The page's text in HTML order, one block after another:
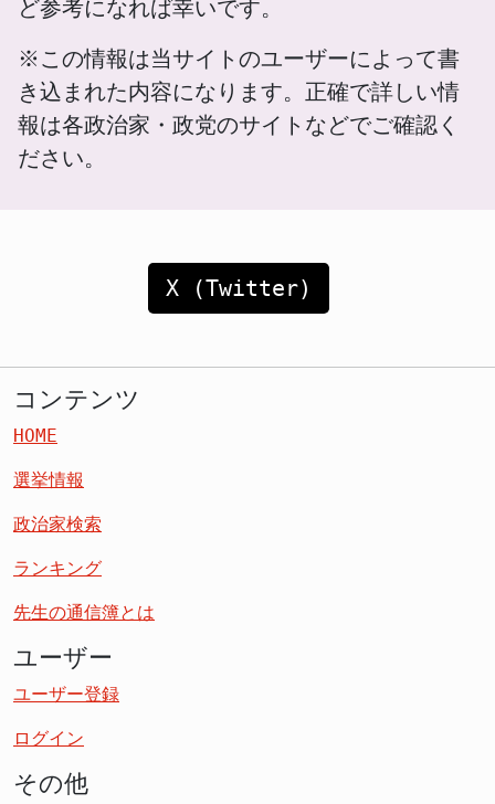
ど参考になれば幸いです。
※この情報は当サイトのユーザーによって書
き込まれた内容になります。正確で詳しい情
報は各政治家・政党のサイトなどでご確認く
ださい。
X (Twitter)
コンテンツ
HOME
選挙情報
政治家検索
ランキング
先生の通信簿とは
ユーザー
ユーザー登録
ログイン
その他